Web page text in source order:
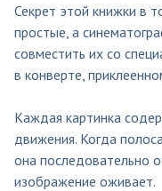
Секрет этой книжки в
простые, а
совместить их со
в конверте,
Каждая картинка
движения. Когда
она последовательно
изображение оживает.